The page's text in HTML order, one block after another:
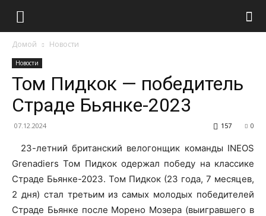
Домой Новости
Новости
Том Пидкок — победитель
Страде Бьянке-2023
07.12.2024 0
157
23-летний британский велогонщик команды INEOS
Grenadiers Том Пидкок одержал победу на классике
Страде Бьянке-2023. Том Пидкок (23 года, 7 месяцев,
2 дня) стал третьим из самых молодых победителей
Страде Бьянке после Морено Мозера (выигравшего в